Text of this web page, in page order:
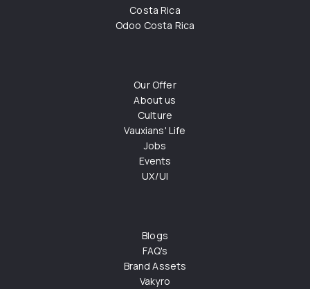
Costa Rica
Odoo Costa Rica
Our Offer
About us
Culture
Vauxians' Life
Jobs
Events
UX/UI
Blogs
FAQ's
Brand Assets
Vakyro